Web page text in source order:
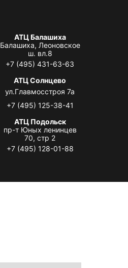
АТЦ Балашиха
Балашиха, Леоновское
ш. вл.8
+7 (495) 431-63-63
АТЦ Солнцево
ул.Главмосстроя 7а
+7 (495) 125-38-41
АТЦ Подольск
пр-т Юных ленинцев
70, стр 2
+7 (495) 128-01-88